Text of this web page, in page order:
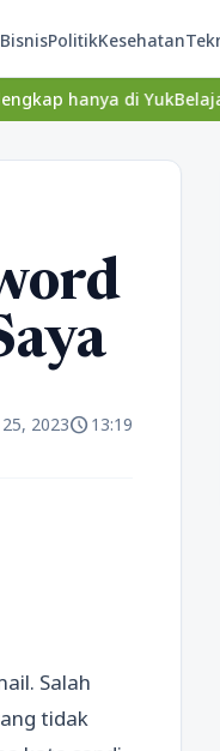
BisnisPolitikKesehatan
YukBelajar.com.
25, 2023schedule13:19
Salah
tidak